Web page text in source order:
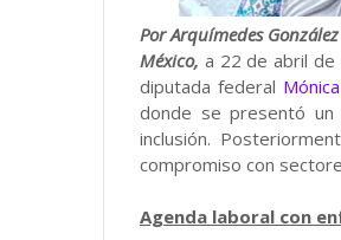
Por Arquímedes González
México, a 22 de abril de
diputada federal
donde se presentó un
inclusión.
compromiso con
Agenda laboral con